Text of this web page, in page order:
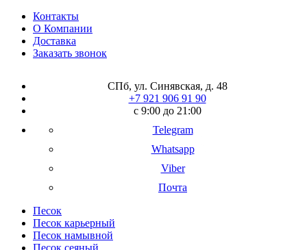
Контакты
О Компании
Доставка
Заказать звонок
СПб, ул. Синявская, д. 48
+7 921 906 91 90
с 9:00 до 21:00
Telegram
Whatsapp
Viber
Почта
Песок
Песок карьерный
Песок намывной